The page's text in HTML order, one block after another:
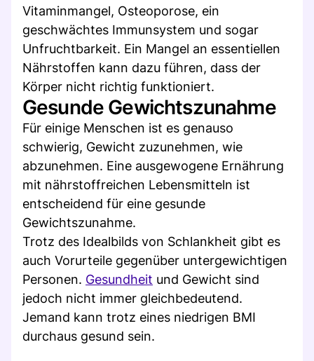
Vitaminmangel, Osteoporose, ein
geschwächtes Immunsystem und sogar
Unfruchtbarkeit. Ein Mangel an essentiellen
Nährstoffen kann dazu führen, dass der
Körper nicht richtig funktioniert.
Gesunde Gewichtszunahme
Für einige Menschen ist es genauso
schwierig, Gewicht zuzunehmen, wie
abzunehmen. Eine ausgewogene Ernährung
mit nährstoffreichen Lebensmitteln ist
entscheidend für eine gesunde
Gewichtszunahme.
Trotz des Idealbilds von Schlankheit gibt es
auch Vorurteile gegenüber untergewichtigen
Personen. Gesundheit und Gewicht sind
jedoch nicht immer gleichbedeutend.
Jemand kann trotz eines niedrigen BMI
durchaus gesund sein.